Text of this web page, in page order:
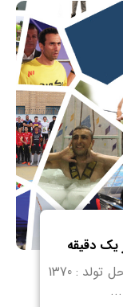
یک دقیقه
دارنده رکورد : مهرداد طهماسبی تاریخ و محل تولد : 1370